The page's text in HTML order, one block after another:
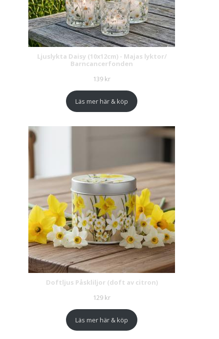
Ljuslykta Daisy (10x12cm) - Majas lyktor/
Barncancerfonden
139 kr
Läs mer här & köp
Doftljus Påskliljor (doft av citron)
129 kr
Läs mer här & köp